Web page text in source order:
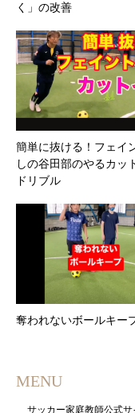
く」の改善
簡単に抜ける！フェイ
しの谷田部のやるカッ
ドリブル
奪われないボールキー
MENU
サッカー家庭教師公式サ